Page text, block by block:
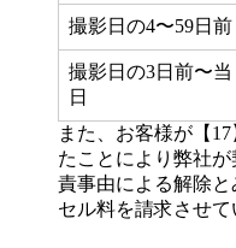
撮影日の4〜59日前
撮影日の3日前〜当
日
また、お客様が【
たことにより弊社
責事由による解除
セル料を請求させて